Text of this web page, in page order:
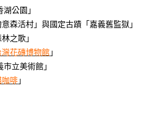
公園」
森活村」與國定古蹟「嘉義舊監獄」
之歌」
灣花磚博物館 」
立美術館」
咖啡 」